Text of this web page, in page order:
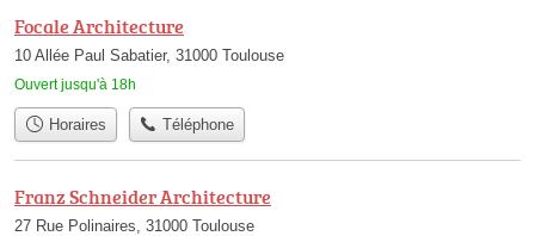
Focale Architecture
10 Allée Paul Sabatier, 31000 Toulouse
Ouvert jusqu'à 18h
Horaires Téléphone
Franz Schneider Architecture
27 Rue Polinaires, 31000 Toulouse